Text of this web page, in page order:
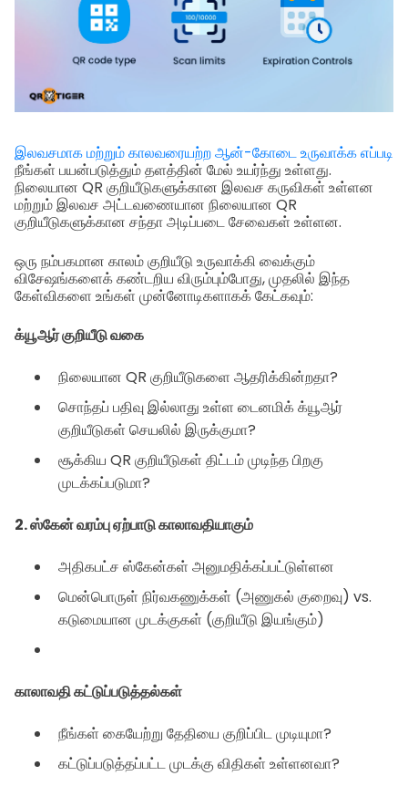
இலவசமாக மற்றும் காலவரையற்ற ஆன்-கோடை உருவாக்க எப்படி
நீங்கள் பயன்படுத்தும் தளத்தின் மேல் உயர்ந்து உள்ளது.
நிலையான QR குறியீடுகளுக்கான இலவச கருவிகள் உள்ளன
மற்றும் இலவச அட்டவணையான நிலையான QR
குறியீடுகளுக்கான சந்தா அடிப்படை சேவைகள் உள்ளன.
ஒரு நம்பகமான காலம் குறியீடு உருவாக்கி வைக்கும்
விசேஷங்களைக் கண்டறிய விரும்பும்போது, முதலில் இந்த
கேள்விகளை உங்கள் முன்னோடிகளாகக் கேட்கவும்:
க்யூஆர் குறியீடு வகை
நிலையான QR குறியீடுகளை ஆதரிக்கின்றதா?
சொந்தப் பதிவு இல்லாது உள்ள டைனமிக் க்யூஆர்
குறியீடுகள் செயலில் இருக்குமா?
சூக்கிய QR குறியீடுகள் திட்டம் முடிந்த பிறகு
முடக்கப்படுமா?
2. ஸ்கேன் வரம்பு ஏற்பாடு காலாவதியாகும்
அதிகபட்ச ஸ்கேன்கள் அனுமதிக்கப்பட்டுள்ளன
மென்பொருள் நிர்வகணுக்கள் (அணுகல் குறைவு) vs.
கடுமையான முடக்குகள் (குறியீடு இயங்கும்)
காலாவதி கட்டுப்படுத்தல்கள்
நீங்கள் கையேற்று தேதியை குறிப்பிட முடியுமா?
கட்டுப்படுத்தப்பட்ட முடக்கு விதிகள் உள்ளனவா?